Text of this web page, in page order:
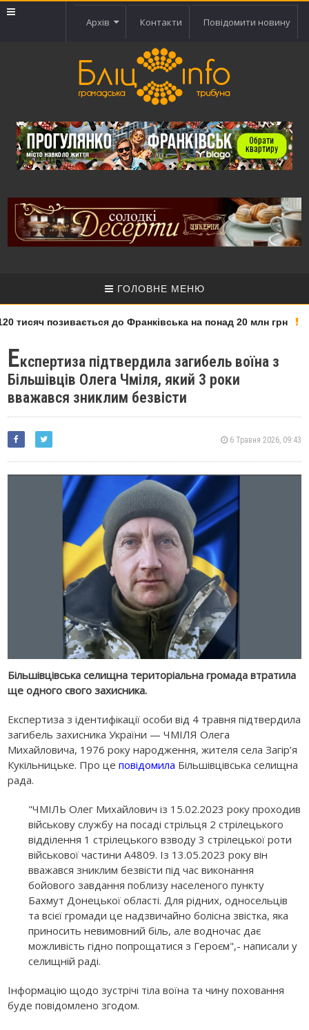
Архів Контакти Повідомити новину
ГОЛОВНЕ МЕНЮ
тисяч позивається до Франківська на понад 20 млн грн
Експертиза підтвердила загибель воїна з
Більшівців Олега Чміля, який 3 роки
вважався зниклим безвісти
6 Травня 2026, 09:43
Більшівцівська селищна територіальна громада втратила
ще одного свого захисника.
Експертиза з ідентифікації особи від 4 травня підтвердила
загибель захисника України — ЧМІЛЯ Олега
Михайловича, 1976 року народження, жителя села Загір’я
Кукільницьке. Про цеповідомила Більшівцівська селищна
рада.
"ЧМІЛЬ Олег Михайлович із 15.02.2023 року проходив
військову службу на посаді стрільця 2 стрілецького
відділення 1 стрілецького взводу 3 стрілецької роти
військової частини А4809. Із 13.05.2023 року він
вважався зниклим безвісти під час виконання
бойового завдання поблизу населеного пункту
Бахмут Донецької області. Для рідних, односельців
та всієї громади це надзвичайно болісна звістка, яка
приносить невимовний біль, але водночас дає
можливість гідно попрощатися з Героєм",- написали у
селищній раді.
Інформацію щодо зустрічі тіла воїна та чину поховання
буде повідомлено згодом.